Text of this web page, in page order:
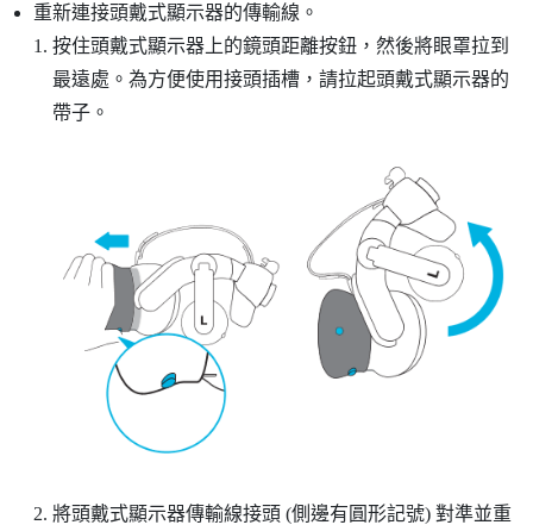
重新連接頭戴式顯示器的傳輸線。
按住頭戴式顯示器上的鏡頭距離按鈕，然後將眼罩拉到
最遠處。為方便使用接頭插槽，請拉起頭戴式顯示器的
帶子。
將頭戴式顯示器傳輸線接頭 (側邊有圓形記號) 對準並重